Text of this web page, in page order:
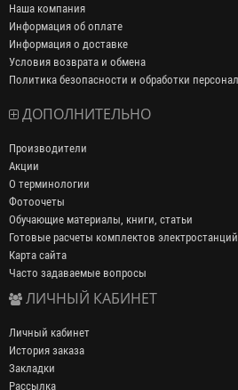
Наша компания
Информация об оплате
Информация о доставке
Условия возврата и обмена
Политика безопасности и обработки
ДОПОЛНИТЕЛЬНО
Производители
Акции
О терминологии
Фотоочеты
Обучающие материалы, книги, статьи
Готовые расчеты комплектов электростанций
Карта сайта
Часто задаваемые вопросы
ЛИЧНЫЙ КАБИНЕТ
Личный кабинет
История заказа
Закладки
Рассылка